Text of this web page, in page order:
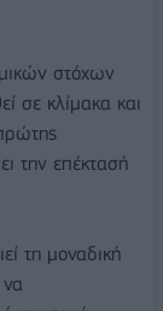
στόχων
σε κλίμακα και
την επέκτασή
τη μοναδική